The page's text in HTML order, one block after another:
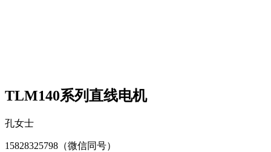
TLM140系列直线电机
孔女士
15828325798（微信同号）